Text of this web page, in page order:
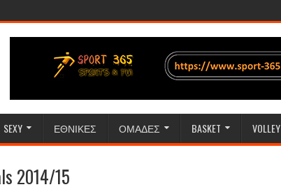
SEXY ΕΘΝΙΚΕΣ ΟΜΑΔΕΣ BASKET VOLLEY
2014/15